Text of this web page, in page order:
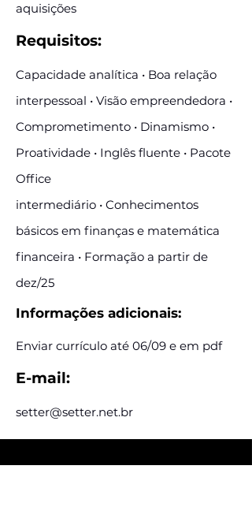
aquisições
Requisitos:
Capacidade analítica • Boa relação
interpessoal • Visão empreendedora •
Comprometimento • Dinamismo •
Proatividade • Inglês fluente • Pacote
Office
intermediário • Conhecimentos
básicos em finanças e matemática
financeira • Formação a partir de
dez/25
Informações adicionais:
Enviar currículo até 06/09 e em pdf
E-mail:
setter@setter.net.br
postagens de vagas